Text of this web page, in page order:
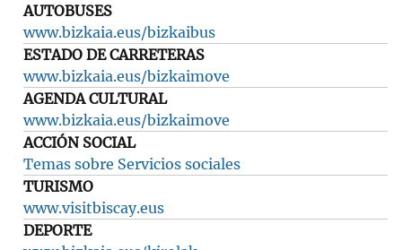
AUTOBUSES
www.bizkaia.eus/bizkaibus
ESTADO DE CARRETERAS
www.bizkaia.eus/bizkaimove
AGENDA CULTURAL
www.bizkaia.eus/bizkaimove
ACCIÓN SOCIAL
Temas sobre Servicios sociales
TURISMO
www.visitbiscay.eus
DEPORTE